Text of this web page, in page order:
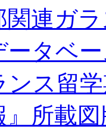
関連ガ
ータベ
ンス留
』所載